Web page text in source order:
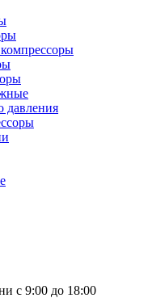
давления
с 9:00 до 18:00